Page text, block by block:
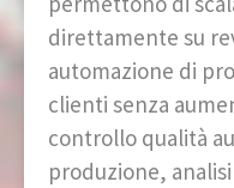
direttamente su
automazione di
clienti senza
controllo qualità
produzione,